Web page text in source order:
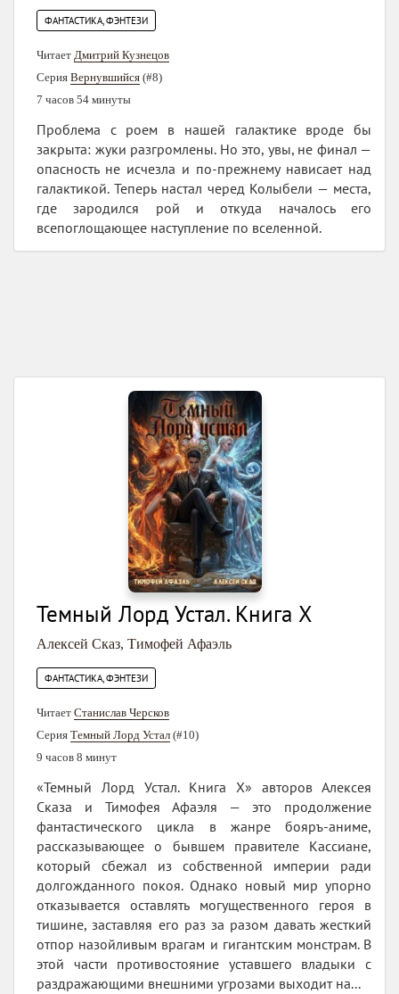
ФАНТАСТИКА, ФЭНТЕЗИ
Читает Дмитрий Кузнецов
Серия Вернувшийся (#8)
7 часов 54 минуты
Проблема с роем в нашей галактике вроде бы
закрыта: жуки разгромлены. Но это, увы, не финал —
опасность не исчезла и по-прежнему нависает над
галактикой. Теперь настал черед Колыбели — места,
где зародился рой и откуда началось его
всепоглощающее наступление по вселенной.
Темный Лорд Устал. Книга X
Алексей Сказ, Тимофей Афаэль
ФАНТАСТИКА, ФЭНТЕЗИ
Читает Станислав Черсков
Серия Темный Лорд Устал (#10)
9 часов 8 минут
«Темный Лорд Устал. Книга X» авторов Алексея
Сказа и Тимофея Афаэля — это продолжение
фантастического цикла в жанре бояръ-аниме,
рассказывающее о бывшем правителе Кассиане,
который сбежал из собственной империи ради
долгожданного покоя. Однако новый мир упорно
отказывается оставлять могущественного героя в
тишине, заставляя его раз за разом давать жесткий
отпор назойливым врагам и гигантским монстрам. В
этой части противостояние уставшего владыки с
раздражающими внешними угрозами выходит на...